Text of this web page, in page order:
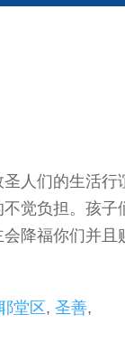
人们的生活行
觉负担。孩子
降福你们并且
堂区 ,圣善,